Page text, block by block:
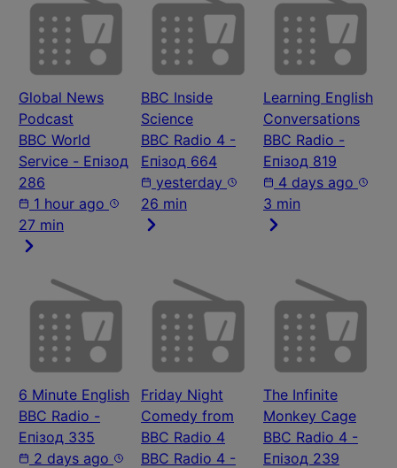
Global News
Podcast
BBC World
Service - Епізод
286
1 hour ago
27 min
BBC Inside
Science
BBC Radio 4 -
Епізод 664
yesterday
26 min
Learning English
Conversations
BBC Radio -
Епізод 819
4 days ago
3 min
6 Minute English
BBC Radio -
Епізод 335
2 days ago
Friday Night
Comedy from
BBC Radio 4
BBC Radio 4 -
The Infinite
Monkey Cage
BBC Radio 4 -
Епізод 239